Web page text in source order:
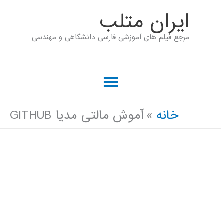
ايران متلب
مرجع فیلم های آموزشی فارسی دانشگاهی و مهندسی
فهرست
اصلی
خانه آموش مالتی مدیا GITHUB